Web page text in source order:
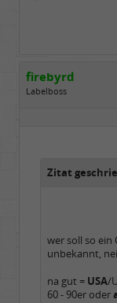
firebyrd
Labelboss
Zitat
wer soll so ein
unbekannt,
na gut = USA/
60 - 90er oder